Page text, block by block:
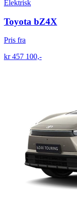
Elektrisk
Toyota bZ4X
Pris fra
kr 457 100,-